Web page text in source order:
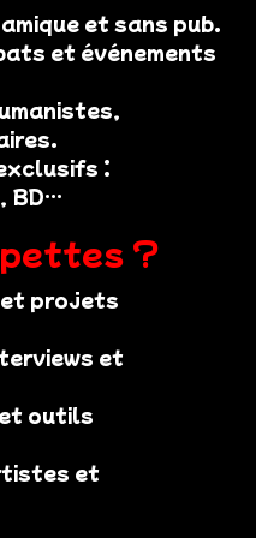
et sans pub.
et événements
:
BD…
?
et projets
et
outils
et